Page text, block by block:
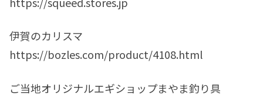
伊賀のカリスマ
https://bozles.com/product/4108.html
ご当地オリジナルエギショップまやま釣り具